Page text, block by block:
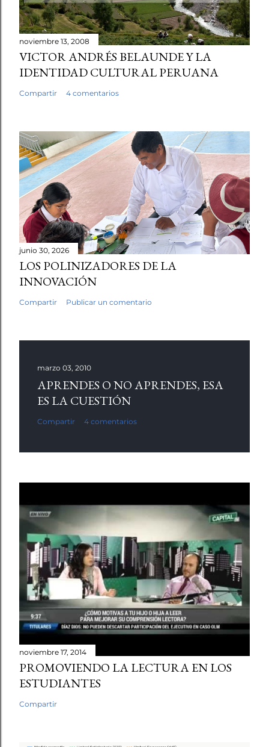
noviembre 13, 2008
VICTOR ANDRÉS BELAUNDE Y LA
IDENTIDAD CULTURAL PERUANA
Compartir 4 comentarios
junio 30, 2026
LOS POLINIZADORES DE LA
INNOVACIÓN
Compartir Publicar un comentario
marzo 03, 2010
APRENDES O NO APRENDES, ESA
ES LA CUESTIÓN
Compartir 4 comentarios
noviembre 17, 2014
PROMOVIENDO LA LECTURA EN LOS
ESTUDIANTES
Compartir